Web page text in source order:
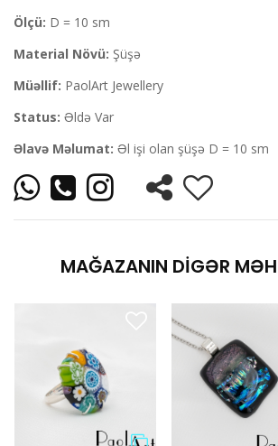
Ölçü: D = 10 sm
Material Növü: Şüşə
Müəllif: PaolArt Jewellery
Status: Əldə Var
Əlavə Məlumat: Əl işi olan şüşə D = 10 sm
MAĞAZANIN DIGƏR